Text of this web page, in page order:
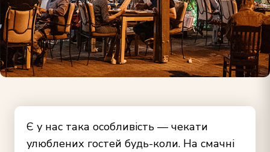
Є у нас така особливість — чекати
улюблених гостей будь-коли. На смачні